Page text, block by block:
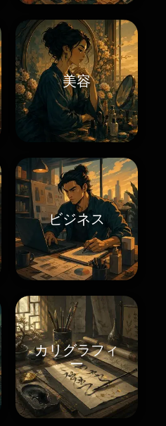
美容
ビジネス
カリグラフィ
ー